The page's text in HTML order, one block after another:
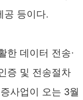
공 등이다.
한 데이터 전송·
증 및 전송절차
사업이 오는 3월